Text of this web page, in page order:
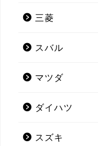
三菱
スバル
マツダ
ダイハツ
スズキ